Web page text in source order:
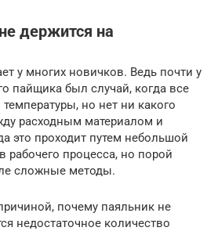
держится на
у многих новичков. Ведь почти у
пайщика был случай, когда все
но нет ни какого
расходным материалом и
это проходит путем небольшой
рабочего процесса, но порой
сложные методы.
почему паяльник не
недостаточное количество